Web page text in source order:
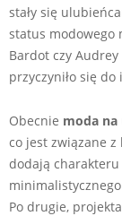
stały się
status modowego
Bardot czy
przyczyniło się
Obecnie moda na
co jest związane
dodają
Po drugie,